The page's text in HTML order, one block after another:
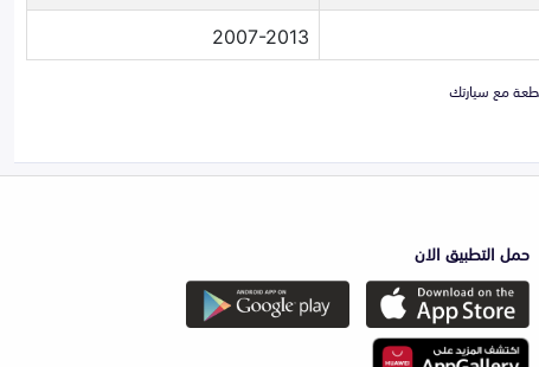
2007-2013
حمل التطبيق الان